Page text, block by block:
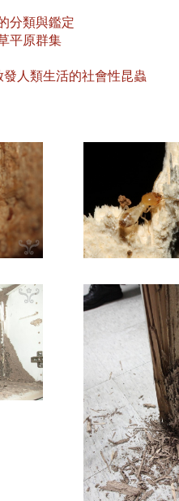
分類與鑑定
平原群集
人類生活的社會性昆蟲